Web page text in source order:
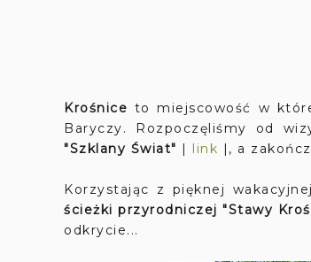
Krośnice to miejscowość w
Baryczy. Rozpoczęliśmy od
"Szklany Świat" | link |, a
Korzystając z pięknej
ścieżki przyrodniczej "Stawy
odkrycie...